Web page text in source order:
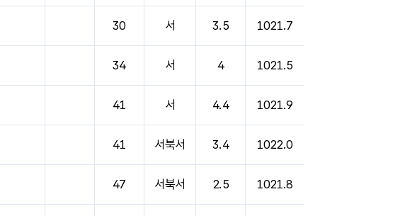
30 서 3.5 1021.7
34 서 4 1021.5
41 서 4.4 1021.9
41 서북서 3.4 1022.0
47 서북서 2.5 1021.8